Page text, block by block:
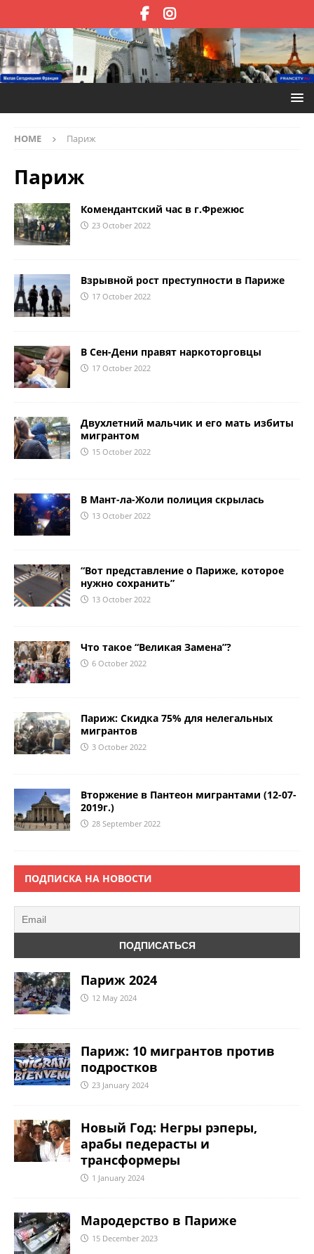
HOME Париж
Париж
Комендантский час в г.Фрежюс
23 October 2022
Взрывной рост преступности в Париже
17 October 2022
В Сен-Дени правят наркоторговцы
17 October 2022
Двухлетний мальчик и его мать избиты
мигрантом
15 October 2022
В Мант-ла-Жоли полиция скрылась
13 October 2022
“Вот представление о Париже, которое
нужно сохранить”
13 October 2022
Что такое “Великая Замена”?
6 October 2022
Париж: Скидка 75% для нелегальных
мигрантов
3 October 2022
Вторжение в Пантеон мигрантами (12-07-
2019г.)
28 September 2022
ПОДПИСКА НА НОВОСТИ
Париж 2024
12 May 2024
Париж: 10 мигрантов против
подростков
23 January 2024
Новый Год: Негры рэперы,
арабы педерасты и
трансформеры
1 January 2024
Мародерство в Париже
15 December 2023